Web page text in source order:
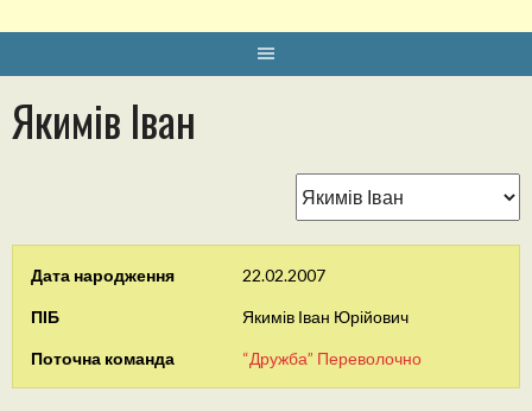
Якимів Іван
Дата народження 22.02.2007
ПІБ Якимів Іван Юрійович
Поточна команда “Дружба” Переволочно